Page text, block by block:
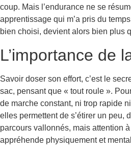
coup. Mais l’endurance ne se
apprentissage qui m’a pris du
bien choisi, devient alors bien plus
L’importance de
Savoir doser son effort, c’est le
sac, pensant que « tout roule ».
de marche constant, ni trop rapide
elles permettent de s’étirer un peu,
parcours vallonnés, mais attention
appréhende physiquement et